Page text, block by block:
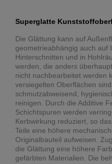
Superglatte
Die Glättung kann auf
geometrieabhängig auch auf
Hinterschnitten und in
werden, die anders überhaupt
nicht nachbearbeitet werden
versiegelten Oberflächen
schmutzabweisend,
reinigen. Durch die Additive
Schichtspuren werden
Kerbwirkung reduziert, so
Teile eine höhere
Originalbauteil aufweisen.
die Glättung eine höhere
gefärbten Materialien. Die